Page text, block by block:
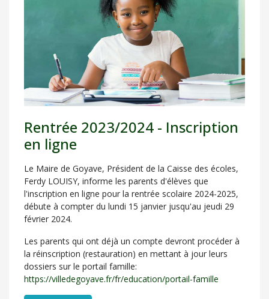
Rentrée 2023/2024 - Inscription
en ligne
Le Maire de Goyave, Président de la Caisse des écoles,
Ferdy LOUISY, informe les parents d'élèves que
l'inscription en ligne pour la rentrée scolaire 2024-2025,
débute à compter du lundi 15 janvier jusqu'au jeudi 29
février 2024.
Les parents qui ont déjà un compte devront procéder à
la réinscription (restauration) en mettant à jour leurs
dossiers sur le portail famille:
https://villedegoyave.fr/fr/education/portail-famille